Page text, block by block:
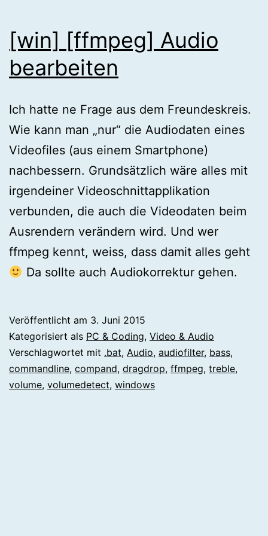
[win] [ffmpeg] Audio
bearbeiten
Ich hatte ne Frage aus dem Freundeskreis.
Wie kann man „nur“ die Audiodaten eines
Videofiles (aus einem Smartphone)
nachbessern. Grundsätzlich wäre alles mit
irgendeiner Videoschnittapplikation
verbunden, die auch die Videodaten beim
Ausrendern verändern wird. Und wer
ffmpeg kennt, weiss, dass damit alles geht
Da sollte auch Audiokorrektur gehen.
Veröffentlicht am 3. Juni 2015
Kategorisiert als PC & Coding, Video & Audio
Verschlagwortet mit .bat, Audio, audiofilter, bass,
commandline, compand, dragdrop, ffmpeg, treble,
volume, volumedetect, windows